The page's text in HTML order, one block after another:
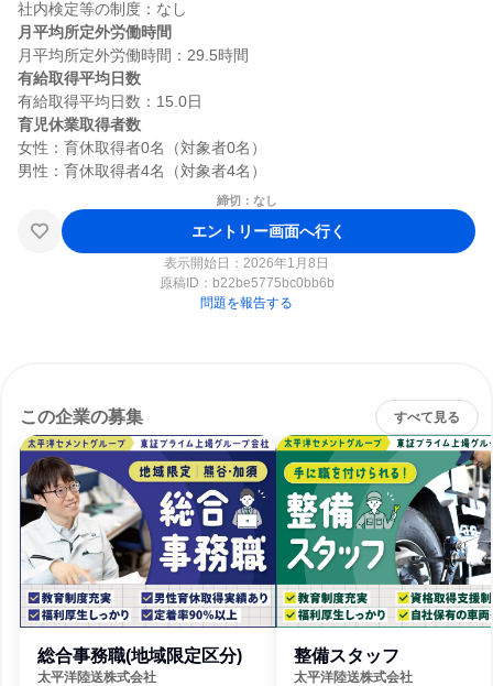
月平均所定外労働時間
有給取得平均日数
育児休業取得者数
女性：育休取得者0名（対象者0名）
締切：なし
エントリー画面へ行く
表示開始日：2026年1月8日
原稿ID： b22be5775bc0bb6b
問題を報告する
この企業の募集 すべて見る
総合事務職(地域限定区分)
太平洋陸送株式会社
整備スタッフ
太平洋陸送株式会社